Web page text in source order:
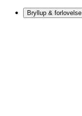
Bryllup & forlovelse